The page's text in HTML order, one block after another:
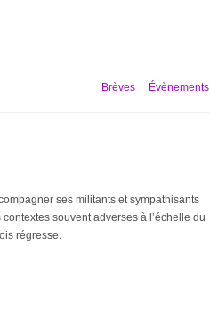
Brèves Évènements
ses militants et sympathisants
souvent adverses à l’échelle du
régresse.